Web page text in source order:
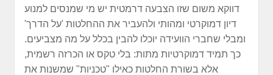
דווקא משום שזו הצבעה דרמטית יש מי שמנסים למנוע
דיון דמוקרטי ומהותי ולהעביר את ההחלטות 'על הדרך'
ומבלי שחברי הוועידה יוכלו להבין בכלל על מה מצביעים.
כך תמיד דמוקרטיות מתות: בלי טקס או הכרזה רשמית,
אלא בשורת החלטות כאילו "טכניות" שמשנות את